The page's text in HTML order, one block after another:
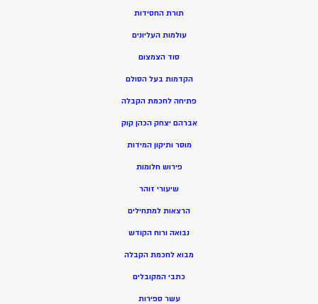
תורת החסידות
עולמות העליונים
סוד הצמצום
הקדמות בעל הסולם
פתיחה לחכמת הקבלה
אברהם יצחק הכהן קוק
מוסר ותיקון המידות
פירוש חלומות
שיעורי זוהר
הרצאות למתחילים
נבואה ורוח הקודש
מבוא לחכמת הקבלה
כתבי המקובלים
עשר ספירות